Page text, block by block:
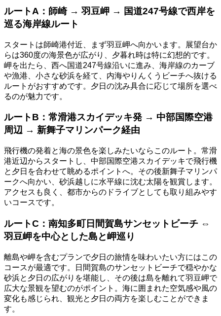
ルートA：師崎 → 羽豆岬 → 国道247号線で西岸を
巡る海岸線ルート
スタートは師崎港付近、まず羽豆岬へ向かいます。展望台か
らは360度の海景色が広がり、夕暮れ時は特に幻想的です。
岬を出たら、西へ国道247号線沿いに進み、海岸線のカーブ
や漁港、小さな砂浜を経て、内海やりんくうビーチへ抜ける
ルートがおすすめです。夕日の沈み具合に応じて場所を選べ
るのが魅力です。
ルートB：常滑港スカイデッキ発 → 中部国際空港
周辺 → 新舞子マリンパーク経由
飛行機の発着と海の景色を楽しみたいならこのルート。常滑
港近辺からスタートし、中部国際空港スカイデッキで飛行機
と夕日を合わせて眺めるポイントへ。その後新舞子マリンパ
ークへ向かい、砂浜越しに水平線に沈む太陽を観賞します。
アクセスも良く、都市からのドライブとしても取り組みやす
いコースです。
ルートC：南知多町日間賀島サンセットビーチ ⇔
羽豆岬を中心とした島と岬巡り
離島や岬を含むプランで夕日の旅情を味わいたい方にはこの
コースが最適です。日間賀島のサンセットビーチで穏やかな
砂浜と夕日の広がりを堪能し、その後は島を離れて羽豆岬で
広大な景観を望むのがポイント。海に囲まれた空気感や風の
変化も感じられ、観光と夕日の両方を楽しむことができま
す。